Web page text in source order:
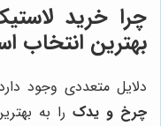
چرا خرید
بهترین انتخاب
دلایل متعددی وجود
چرخ و یدکرا به